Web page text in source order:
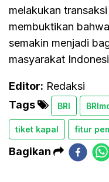
melakukan
membuktikan
semakin menjadi
masyarakat
Editor: Redaksi
Tags
BRI
tiket kapal fitur
Bagikan